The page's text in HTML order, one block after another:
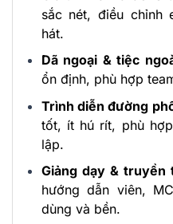
sắc nét, điều chỉnh
hát.
Dã ngoại & tiệc
ổn định, phù hợp
Trình diễn đường
tốt, ít hú rít, phù
lập.
Giảng dạy & truyền
hướng dẫn viên,
dùng và bền.